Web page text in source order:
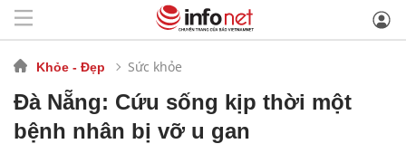
Khỏe - Đẹp Sức khỏe
Đà Nẵng: Cứu sống kịp thời một
bệnh nhân bị vỡ u gan